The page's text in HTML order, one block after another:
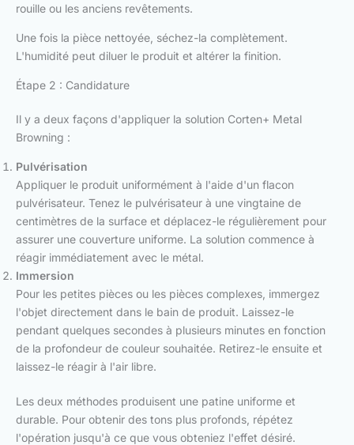
rouille ou les anciens revêtements.
Une fois la pièce nettoyée, séchez-la complètement.
L'humidité peut diluer le produit et altérer la finition.
Étape 2 : Candidature
Il y a deux façons d'appliquer la solution Corten+ Metal
Browning :
Pulvérisation
Appliquer le produit uniformément à l'aide d'un flacon
pulvérisateur. Tenez le pulvérisateur à une vingtaine de
centimètres de la surface et déplacez-le régulièrement pour
assurer une couverture uniforme. La solution commence à
réagir immédiatement avec le métal.
Immersion
Pour les petites pièces ou les pièces complexes, immergez
l'objet directement dans le bain de produit. Laissez-le
pendant quelques secondes à plusieurs minutes en fonction
de la profondeur de couleur souhaitée. Retirez-le ensuite et
laissez-le réagir à l'air libre.
Les deux méthodes produisent une patine uniforme et
durable. Pour obtenir des tons plus profonds, répétez
l'opération jusqu'à ce que vous obteniez l'effet désiré.